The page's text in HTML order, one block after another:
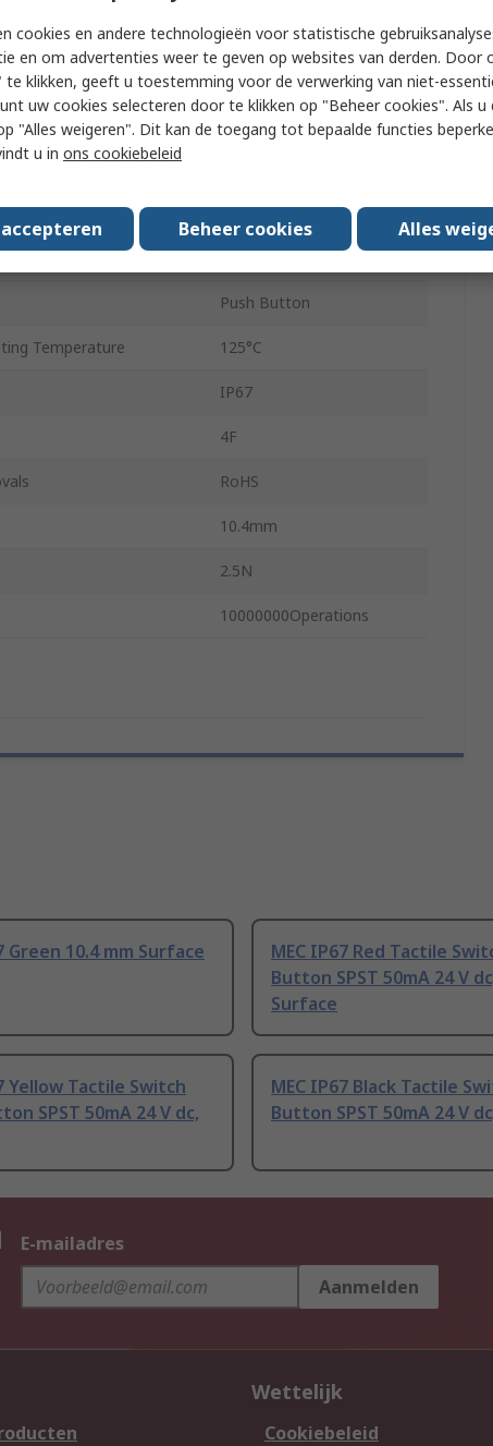
14mm
Yes
Right Angle
Temperature -40°C
Push Button
Temperature 125°C
IP67
4F
RoHS
10.4mm
2.5N
10000000Operations
Green 10.4 mm Surface
MEC IP67 Red Tactile
Button SPST 50mA 24 V
Surface
Yellow Tactile Switch
SPST 50mA 24 V dc,
MEC IP67 Black Tactile
Button SPST 50mA 24 V
E-mailadres
Aanmelden
Wettelijk
Cookiebeleid
cookies en andere technologieën voor statistische
en om advertenties weer te geven op websites van derden. Door
te klikken, geeft u toestemming voor de verwerking van niet-
uw cookies selecteren door te klikken op "Beheer cookies". Als
"Alles weigeren". Dit kan de toegang tot bepaalde functies
u in ons cookiebeleid
Beheer cookies Alles